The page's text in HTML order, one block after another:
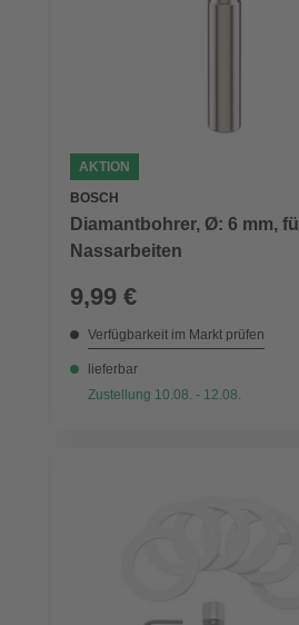
AKTION
BOSCH
Diamantbohrer, Ø: 6 mm,
Nassarbeiten
9,99 €
Verfügbarkeit im Markt prüfen
lieferbar
Zustellung 10.08. - 12.08.